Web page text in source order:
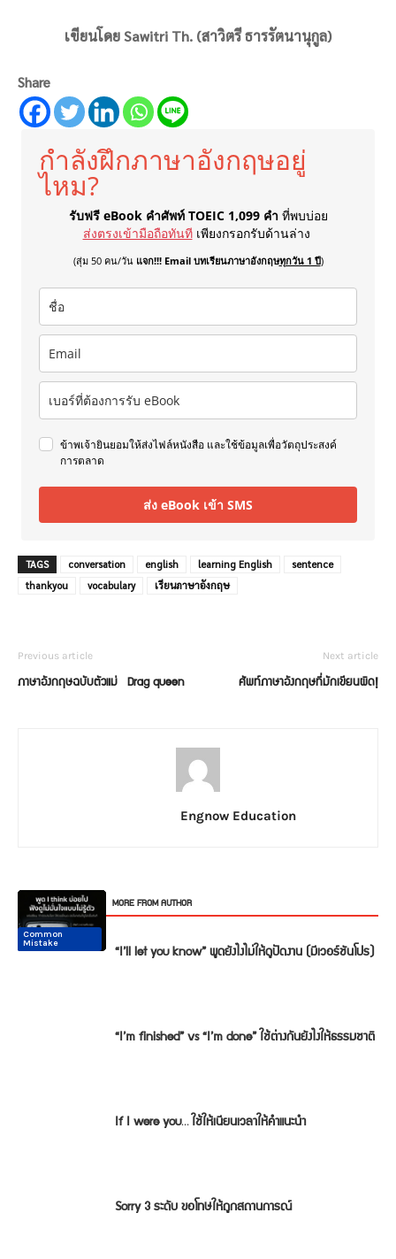
เขียนโดย Sawitri Th. (สาวิตรี ธารรัตนานุกูล)
Share
กำลังฝึกภาษาอังกฤษอยู่
ไหม?
รับฟรี eBook คำศัพท์ TOEIC 1,099 คำ ที่พบบ่อย
ส่งตรงเข้ามือถือทันที เพียงกรอกรับด้านล่าง
(สุ่ม 50 คน/วัน แจก!!! Email บทเรียนภาษาอังกฤษทุกวัน 1 ปี)
ข้าพเจ้ายินยอมให้ส่งไฟล์หนังสือ และใช้ข้อมูลเพื่อวัตถุประสงค์
การตลาด
ส่ง eBook เข้า SMS
TAGS conversation english learning English
sentence
thankyou
vocabulary เรียนภาษาอังกฤษ
Previous article
ภาษาอังกฤษฉบับตัวแม่ Drag queen
Next article
ศัพท์ภาษาอังกฤษที่มักเขียนผิด!
Engnow Education
RELATED ARTICLES MORE FROM AUTHOR
Conversation “I’ll let you know” พูดยังไงไม่ให้ดูปัดงาน (มีเวอร์ชันโปร)
Conversation
“I’m finished” vs “I’m done” ใช้ต่างกันยังไงให้ธรรมชาติ
Conversation
If I were you… ใช้ให้เนียนเวลาให้คำแนะนำ
Conversation
Sorry 3 ระดับ ขอโทษให้ถูกสถานการณ์
Common
Mistake
Common
Mistake